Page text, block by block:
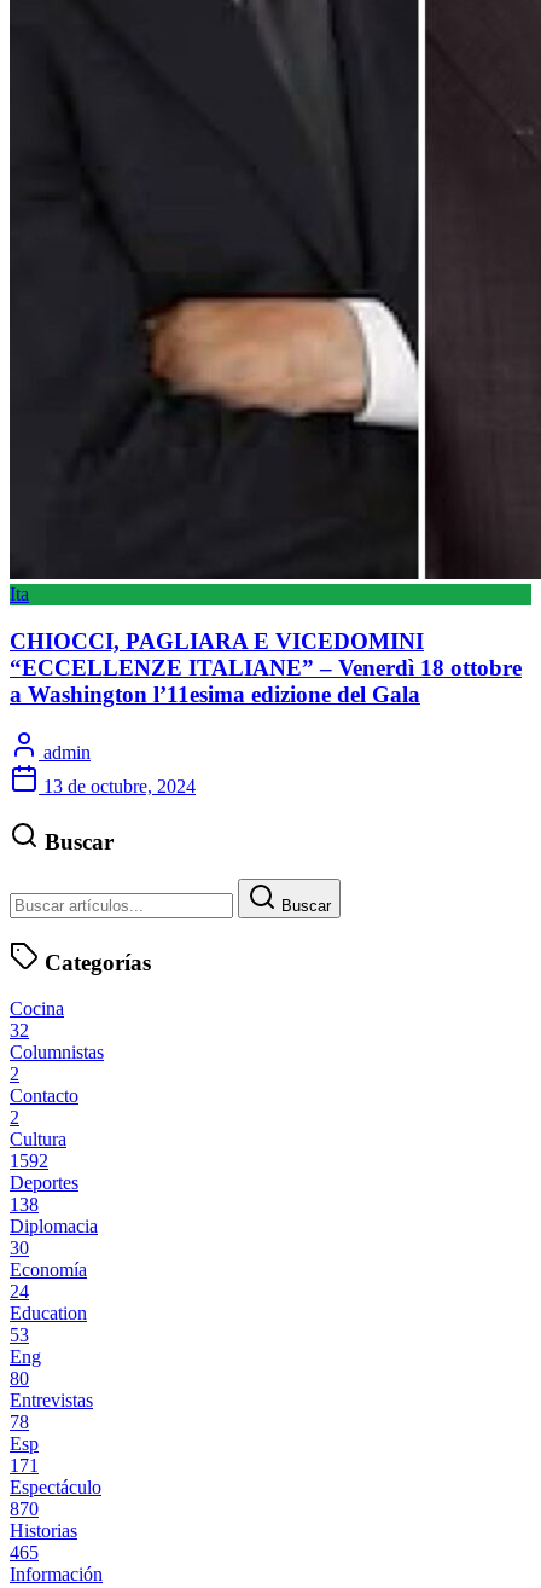
Ita
CHIOCCI, PAGLIARA E VICEDOMINI
“ECCELLENZE ITALIANE” – Venerdì 18 ottobre
a Washington l’11esima edizione del Gala
admin
13 de octubre, 2024
Buscar
Buscar
Categorías
Cocina
32
Columnistas
2
Contacto
2
Cultura
1592
Deportes
138
Diplomacia
30
Economía
24
Education
53
Eng
80
Entrevistas
78
Esp
171
Espectáculo
870
Historias
465
Información